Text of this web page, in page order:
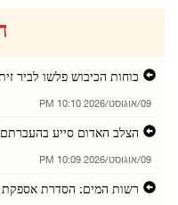
כוחות הכיבוש פלשו לביר
09/אוגוסט/2026 10:10 PM
הצלב האדום סייע בהעברתם של 37 עצורים
09/אוגוסט/2026 10:09 PM
רשות המים: הסדרת אספקת